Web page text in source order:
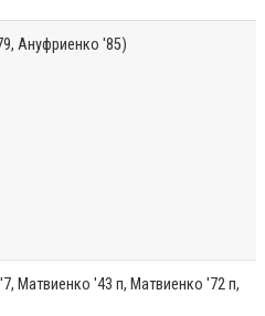
Ануфриенко '85)
Матвиенко '43 п, Матвиенко '72 п,